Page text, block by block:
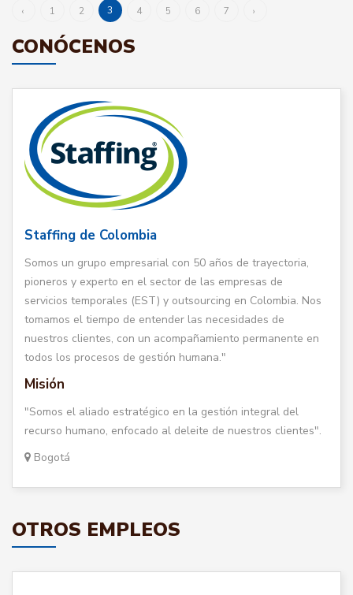
‹ 1 2 3 4 5 6 7 ›
CONÓCENOS
Staffing de Colombia
Somos un grupo empresarial con 50 años de trayectoria,
pioneros y experto en el sector de las empresas de
servicios temporales (EST) y outsourcing en Colombia. Nos
tomamos el tiempo de entender las necesidades de
nuestros clientes, con un acompañamiento permanente en
todos los procesos de gestión humana."
Misión
"Somos el aliado estratégico en la gestión integral del
recurso humano, enfocado al deleite de nuestros clientes".
Bogotá
OTROS EMPLEOS